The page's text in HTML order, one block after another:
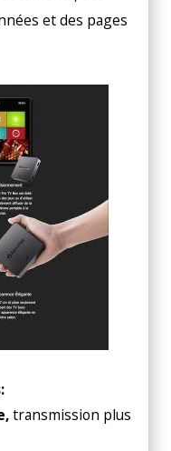
et des pages
transmission plus